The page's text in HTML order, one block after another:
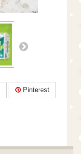
Pinterest